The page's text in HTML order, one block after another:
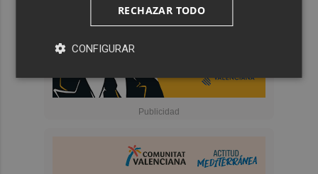
RECHAZAR TODO
CONFIGURAR